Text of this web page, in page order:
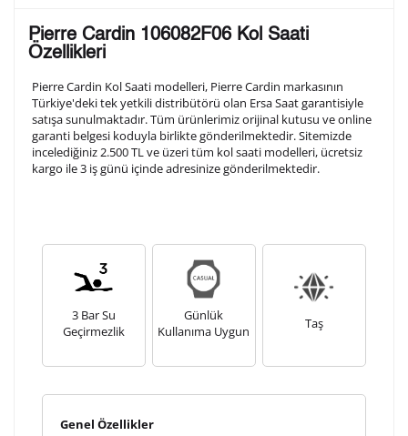
arka kapağına gravür tekniği ile formda belirtmiş
olduğunuz şekilde işlenecektir.
1. Satır
10/ 10
2. Satır
10/ 10
Lütfen font seçiniz
Kişiselleştirilmiş ürünlerin teslim süresi gravür işleme
Pierre Cardin 106082F06 Kol Saati
Özellikleri
Pierre Cardin Kol Saati modelleri, Pierre Cardin markasının
Türkiye'deki tek yetkili distribütörü olan Ersa Saat garantisiyle
satışa sunulmaktadır. Tüm ürünlerimiz orijinal kutusu ve online
garanti belgesi koduyla birlikte gönderilmektedir. Sitemizde
incelediğiniz 2.500 TL ve üzeri tüm kol saati modelleri, ücretsiz
kargo ile 3 iş günü içinde adresinize gönderilmektedir.
3 Bar Su
Geçirmezlik
Günlük
Kullanıma Uygun
Taş
Genel Özellikler